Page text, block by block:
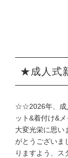
★成人式
☆☆2026年、成
ット&着付け&
大変光栄に思い
がとうござい
りますよう、